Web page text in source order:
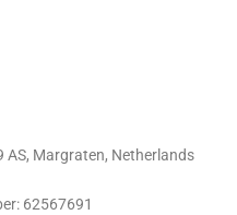
Margraten, Netherlands
62567691